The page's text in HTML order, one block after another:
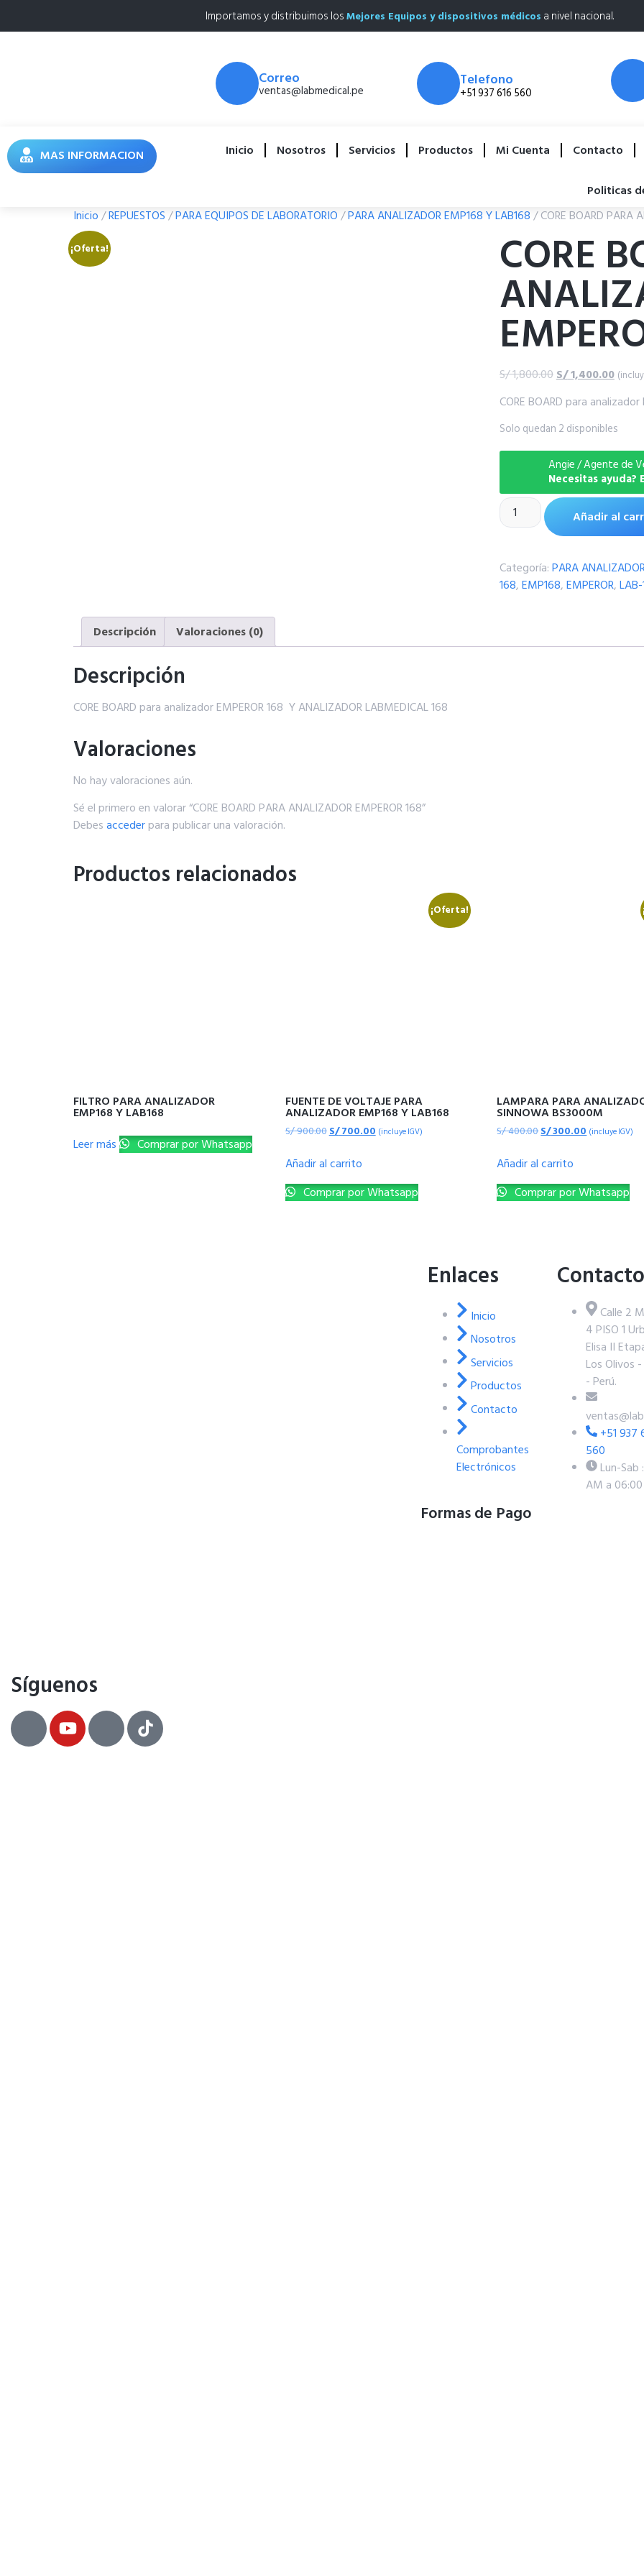
Importamos y distribuimos losMejores Equipos y dispositivos médicos a nivel nacional.
Correo
ventas@labmedical.pe
Telefono
+51 937 616 560
MAS INFORMACION Inicio Nosotros Servicios Productos Mi Cuenta Contacto
Politicas
Inicio/REPUESTOS/PARA EQUIPOS DE LABORATORIO/PARA ANALIZADOR EMP168 Y LAB168/ CORE BOARD PARA
¡Oferta! CORE
S/1,800.00S/1,400.00
CORE BOARD para
Solo quedan 2 disponibles
Angie / Agente de
Necesitas ayuda?
Añadir al
Categoría:PARA
168,EMP168,EMPEROR,
Descripción Valoraciones (0)
Descripción
CORE BOARD para analizador EMPEROR 168 Y ANALIZADOR LABMEDICAL 168
Valoraciones
No hay valoraciones aún.
Sé el primero en valorar “CORE BOARD PARA ANALIZADOR EMPEROR 168”
Debesaccederpara publicar una valoración.
Productos relacionados
FILTRO PARA ANALIZADOR
EMP168 Y LAB168
Leer más
Comprar por Whatsapp
¡Oferta!
FUENTE DE VOLTAJE PARA
ANALIZADOR EMP168 Y LAB168
S/900.00S/700.00 (incluye IGV)
Añadir al carrito
Comprar por Whatsapp
LAMPARA PARA
SINNOWA BS3000M
S/400.00S/300.00 (incluye IGV)
Añadir al carrito
Comprar por Whatsapp
Síguenos
Enlaces
Inicio
Nosotros
Servicios
Productos
Contacto
Comprobantes
Electrónicos
Contacto
Calle 2
4 PISO 1
Elisa II
Los Olivos
- Perú.
+51 937
560
Lun-Sab
AM a
Formas de Pago